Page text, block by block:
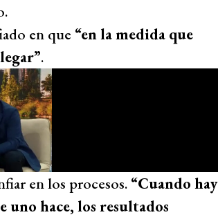
en que “en la medida que
.
en los procesos. “Cuando hay
uno hace, los resultados